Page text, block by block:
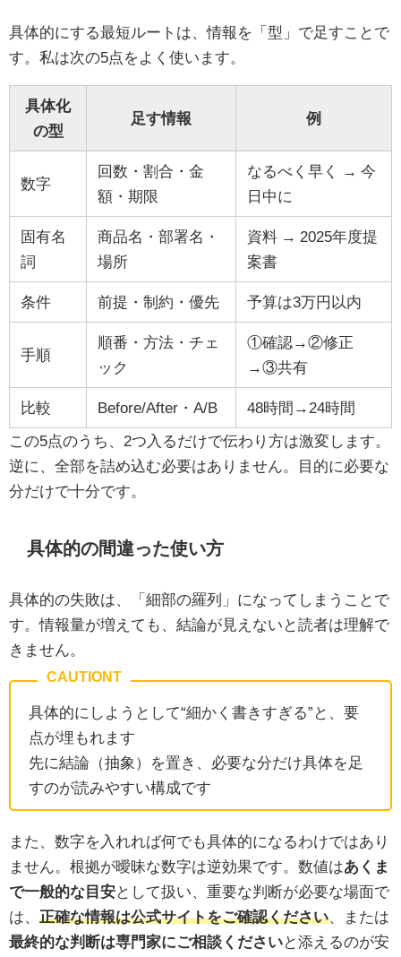
具体的にする最短ルートは、情報を「型」で足すことで
す。私は次の5点をよく使います。
具体化
の型
足す情報 例
数字
回数・割合・金
額・期限
なるべく早く → 今
日中に
固有名
詞
商品名・部署名・
場所
資料 → 2025年度提
案書
条件 前提・制約・優先 予算は3万円以内
手順
順番・方法・チェ
ック
①確認→②修正
→③共有
比較 Before/After・A/B 48時間→24時間
この5点のうち、2つ入るだけで伝わり方は激変します。
逆に、全部を詰め込む必要はありません。目的に必要な
分だけで十分です。
具体的の間違った使い方
具体的の失敗は、「細部の羅列」になってしまうことで
す。情報量が増えても、結論が見えないと読者は理解で
きません。
具体的にしようとして“細かく書きすぎる”と、要
点が埋もれます
先に結論（抽象）を置き、必要な分だけ具体を足
すのが読みやすい構成です
また、数字を入れれば何でも具体的になるわけではあり
ません。根拠が曖昧な数字は逆効果です。数値はあくま
で一般的な目安として扱い、重要な判断が必要な場面で
は、 正確な情報は公式サイトをご確認ください 、または
最終的な判断は専門家にご相談くださいと添えるのが安